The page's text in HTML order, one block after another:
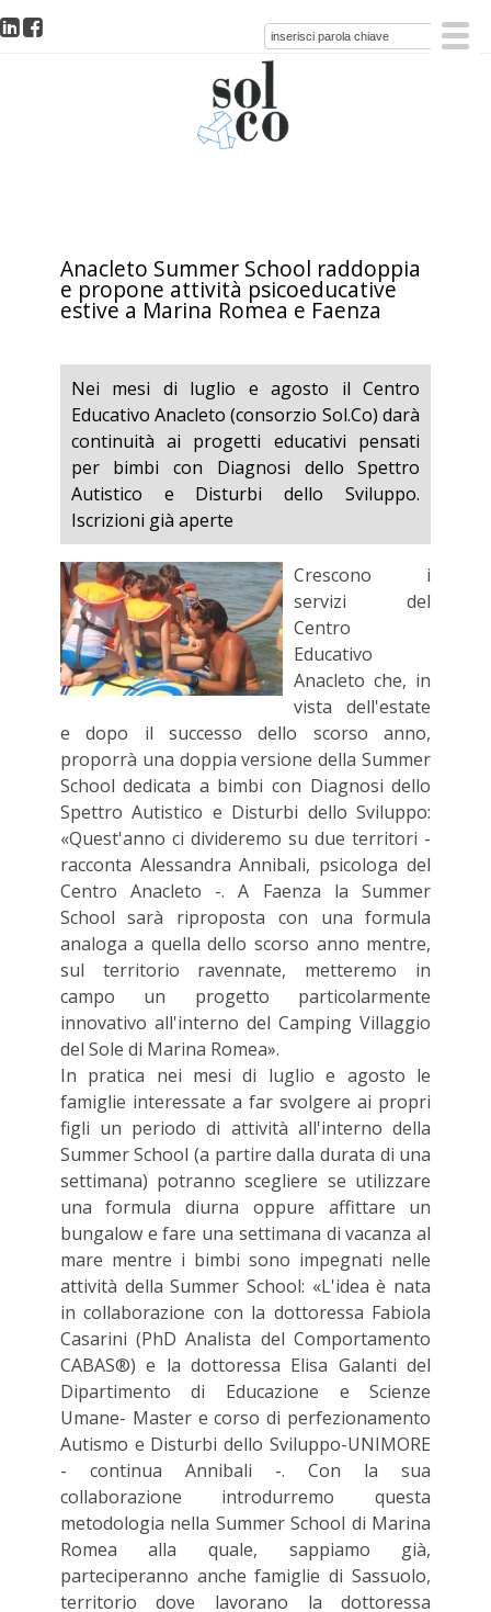
Anacleto Summer School raddoppia
e propone attività psicoeducative
estive a Marina Romea e Faenza
Nei mesi di luglio e agosto il Centro
Educativo Anacleto (consorzio Sol.Co) darà
continuità ai progetti educativi pensati
per bimbi con Diagnosi dello Spettro
Autistico e Disturbi dello Sviluppo.
Iscrizioni già aperte
Crescono i
servizi del
Centro
Educativo
Anacleto che, in
vista dell'estate
e dopo il successo dello scorso anno,
proporrà una doppia versione della Summer
School dedicata a bimbi con Diagnosi dello
Spettro Autistico e Disturbi dello Sviluppo:
«Quest'anno ci divideremo su due territori -
racconta Alessandra Annibali, psicologa del
Centro Anacleto -. A Faenza la Summer
School sarà riproposta con una formula
analoga a quella dello scorso anno mentre,
sul territorio ravennate, metteremo in
campo un progetto particolarmente
innovativo all'interno del Camping Villaggio
del Sole di Marina Romea».
In pratica nei mesi di luglio e agosto le
famiglie interessate a far svolgere ai propri
figli un periodo di attività all'interno della
Summer School (a partire dalla durata di una
settimana) potranno scegliere se utilizzare
una formula diurna oppure affittare un
bungalow e fare una settimana di vacanza al
mare mentre i bimbi sono impegnati nelle
attività della Summer School: «L'idea è nata
in collaborazione con la dottoressa Fabiola
Casarini (PhD Analista del Comportamento
CABAS®) e la dottoressa Elisa Galanti del
Dipartimento di Educazione e Scienze
Umane- Master e corso di perfezionamento
Autismo e Disturbi dello Sviluppo-UNIMORE
- continua Annibali -. Con la sua
collaborazione introdurremo questa
metodologia nella Summer School di Marina
Romea alla quale, sappiamo già,
parteciperanno anche famiglie di Sassuolo,
territorio dove lavorano la dottoressa